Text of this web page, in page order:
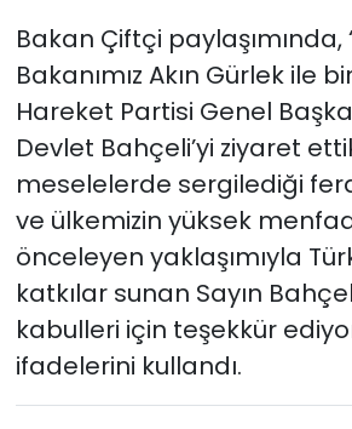
Bakan Çiftçi paylaşımında,
Bakanımız Akın Gürlek ile
Hareket Partisi Genel
Devlet Bahçeli’yi ziyaret
meselelerde sergilediği
ve ülkemizin yüksek
önceleyen yaklaşımıyla
katkılar sunan Sayın
kabulleri için teşekkür
ifadelerini kullandı.